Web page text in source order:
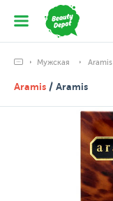
Мужская Aramis
Aramis / Aramis